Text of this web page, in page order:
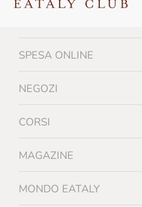
SPESA ONLINE
NEGOZI
CORSI
MAGAZINE
MONDO EATALY